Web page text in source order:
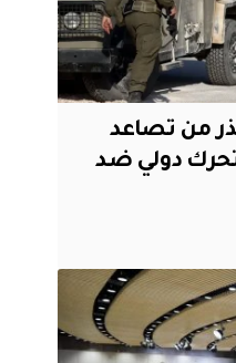
من تصاعد
دولي ضد